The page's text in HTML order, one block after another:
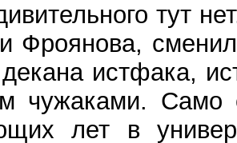
тут
Фроянова, сменил
истфака,
чужаками. Само
лет в